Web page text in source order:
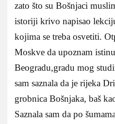
zato što su Bošnjaci
istoriji krivo napisao
kojima se treba osvetiti.
Moskve da upoznam
Beogradu,gradu mog
sam saznala da je rijeka
grobnica Bošnjaka, baš
Saznala sam da po